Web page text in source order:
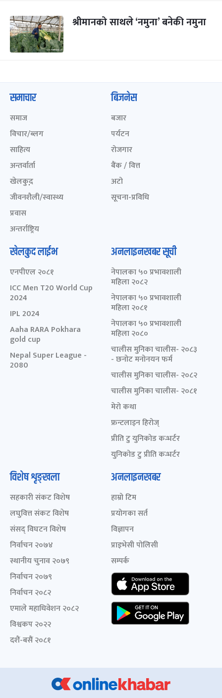
श्रीमानको साथले ‘नमुना’ बनेकी नमुना
समाचार
समाज
विचार/ब्लग
साहित्य
अन्तर्वार्ता
खेलकुद़़
जीवनशैली/स्वास्थ्य
प्रवास
अन्तर्राष्ट्रिय
बिजनेस
बजार
पर्यटन
रोजगार
बैंक / वित्त
अटो
सूचना-प्रविधि
खेलकुद लाईभ
एनपीएल २०८१
ICC Men T20 World Cup
2024
IPL 2024
Aaha RARA Pokhara
gold cup
Nepal Super League -
2080
अनलाइनखबर सूची
नेपालका ५० प्रभावशाली
महिला २०८२
नेपालका ५० प्रभावशाली
महिला २०८१
नेपालका ५० प्रभावशाली
महिला २०८०
चालीस मुनिका चालीस- २०८३
- छनोट मनोनयन फर्म
चालीस मुनिका चालीस- २०८२
चालीस मुनिका चालीस- २०८१
मेरो कथा
फ्रन्टलाइन हिरोज्
प्रीति टु युनिकोड कन्भर्टर
युनिकोड टु प्रीति कन्भर्टर
विशेष शृङ्खला
सहकारी संकट विशेष
लघुवित्त संकट विशेष
संसद् विघटन विशेष
निर्वाचन २०७४
स्थानीय चुनाव २०७९
निर्वाचन २०७९
निर्वाचन २०८२
एमाले महाधिवेशन २०८२
विश्वकप २०२२
दशैं-बसैं २०८१
अनलाइनखबर
हाम्रो टिम
प्रयोगका सर्त
विज्ञापन
प्राइभेसी पोलिसी
सम्पर्क